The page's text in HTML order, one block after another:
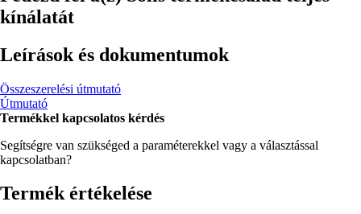
kínálatát
Leírások és dokumentumok
Összeszerelési útmutató
Útmutató
Termékkel kapcsolatos kérdés
Segítségre van szükséged a paraméterekkel vagy a választással
kapcsolatban?
Termék értékelése